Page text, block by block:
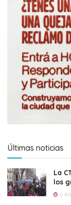
Últimas noticias
La
los
6